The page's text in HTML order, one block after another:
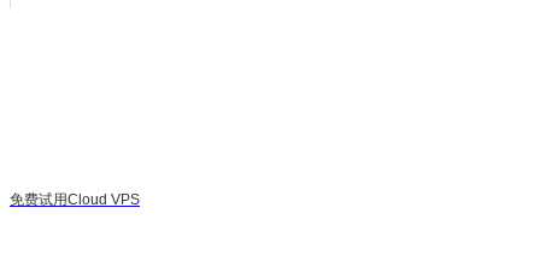
免费试用Cloud VPS